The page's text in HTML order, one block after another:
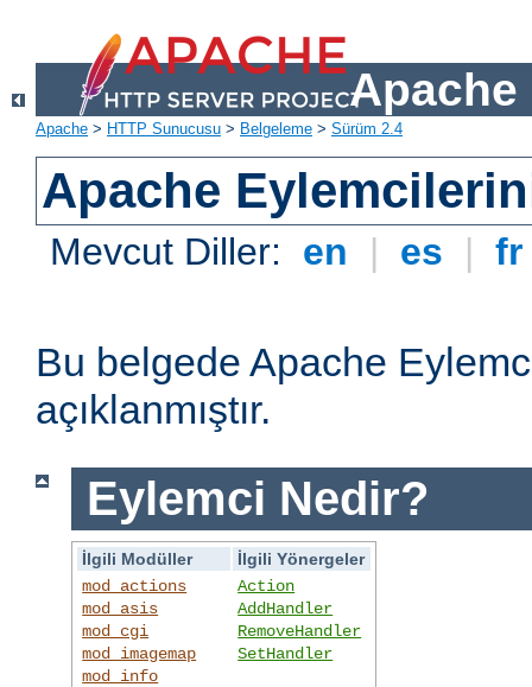
Apache
Apache > HTTP Sunucusu > Belgeleme > Sürüm 2.4
Apache
Mevcut Diller: en | es |
Bu belgede Apache
açıklanmıştır.
Eylemci Nedir?
İlgili Modüller
İlgili Yönergeler
mod_actions
mod_asis
mod_cgi
mod_imagemap
mod_info
Action
AddHandler
RemoveHandler
SetHandler